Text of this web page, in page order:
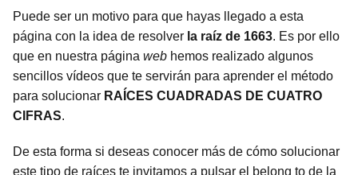
Puede ser un motivo para que hayas llegado a esta
página con la idea de resolver la raíz de 1663. Es por ello
que en nuestra página web hemos realizado algunos
sencillos vídeos que te servirán para aprender el método
para solucionar RAÍCES CUADRADAS DE CUATRO
CIFRAS.
De esta forma si deseas conocer más de cómo solucionar
este tipo de raíces te invitamos a pulsar el belong to de la